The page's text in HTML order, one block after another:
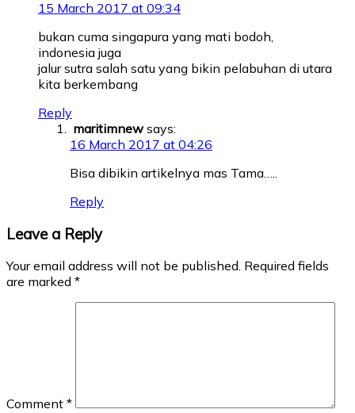
15 March 2017 at 09:34
bukan cuma singapura yang mati bodoh,
indonesia juga
jalur sutra salah satu yang bikin pelabuhan di utara
kita berkembang
Reply
maritimnew says:
16 March 2017 at 04:26
Bisa dibikin artikelnya mas Tama…..
Reply
Leave a Reply
Your email address will not be published. Required fields
are marked *
Comment *